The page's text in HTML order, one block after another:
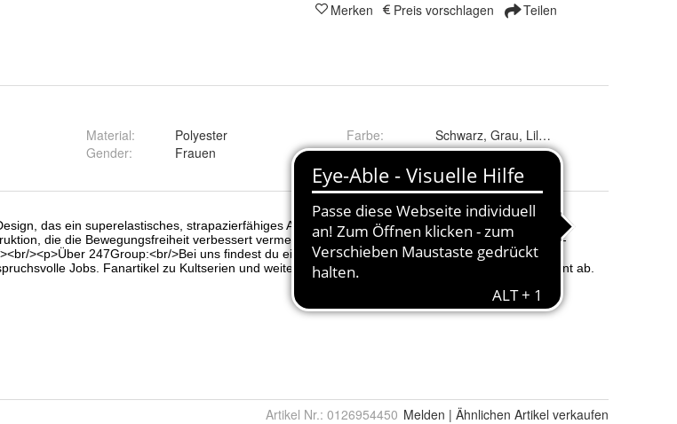
Merken Preis vorschlagen Teilen
Material:
Polyester
Gender: Frauen
Farbe:
Schwarz, Grau, Lila, Paisley Purple/
Größe: S, XL, L, M und XS
Artikel Nr.: 0126954450 Melden | Ähnlichen Artikel verkaufen